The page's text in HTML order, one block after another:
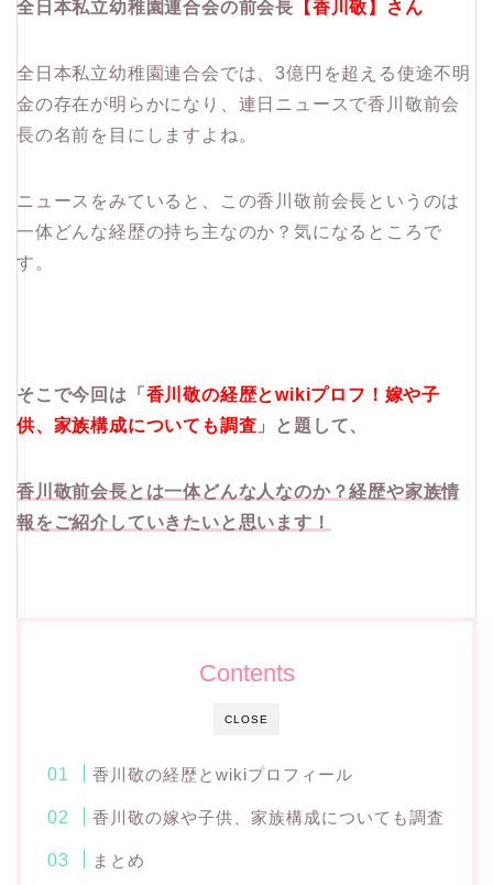
全日本私立幼稚園連合会の前会長 【香川敬】さん
全日本私立幼稚園連合会では、3億円を超える使途不明
金の存在が明らかになり、連日ニュースで香川敬前会
長の名前を目にしますよね。
ニュースをみていると、この香川敬前会長というのは
一体どんな経歴の持ち主なのか？気になるところで
す。
そこで今回は「 香川敬の経歴とwikiプロフ！嫁や子
供、家族構成についても調査 」と題して、
香川敬前会長とは一体どんな人なのか？経歴や家族情
報をご紹介していきたいと思います！
CLOSE
Contents
香川敬の経歴とwikiプロフィール
香川敬の嫁や子供、家族構成についても調査
まとめ